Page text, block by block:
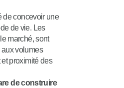
de concevoir une
de vie. Les
marché, sont
aux volumes
proximité des
de construire